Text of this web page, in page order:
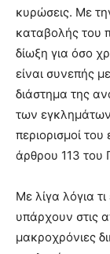
κυρώσεις. Με
καταβολής του
δίωξη για όσο
είναι συνεπής
διάστημα της
των εγκλημάτων
περιορισμοί
άρθρου 113 του
Με λίγα λόγια
υπάρχουν στις
μακροχρόνιες